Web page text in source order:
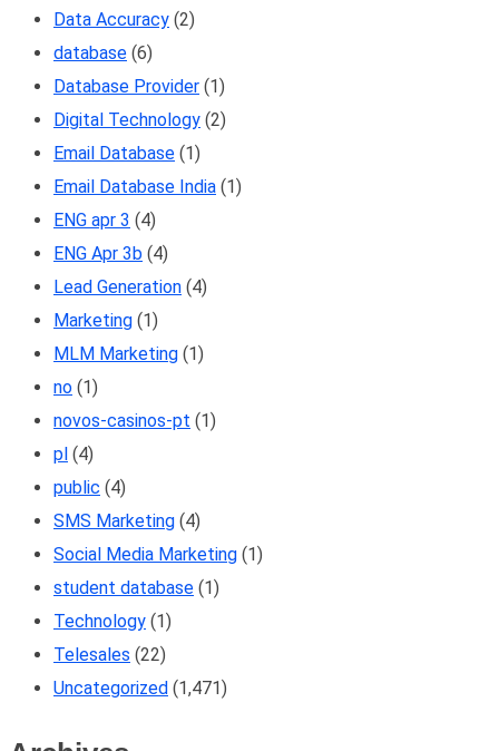
Data Accuracy (2)
database (6)
Database Provider (1)
Digital Technology (2)
Email Database (1)
Email Database India (1)
ENG apr 3 (4)
ENG Apr 3b (4)
Lead Generation (4)
Marketing (1)
MLM Marketing (1)
no (1)
novos-casinos-pt (1)
pl (4)
public (4)
SMS Marketing (4)
Social Media Marketing (1)
student database (1)
Technology (1)
Telesales (22)
Uncategorized (1,471)